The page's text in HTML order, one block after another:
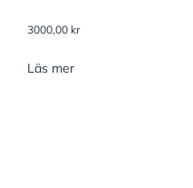
3000,00 kr
Läs mer